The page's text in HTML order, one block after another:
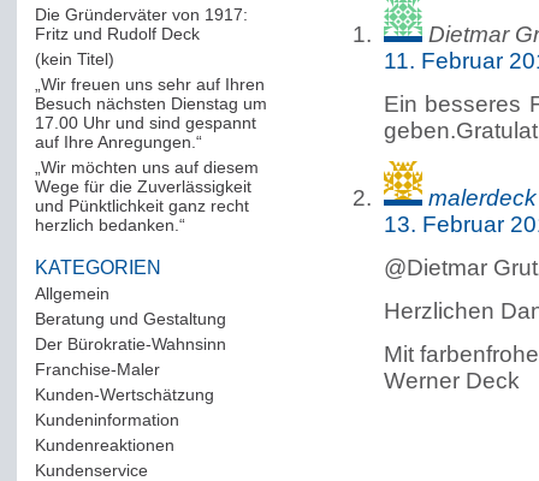
Die Gründerväter von 1917:
Fritz und Rudolf Deck
(kein Titel)
„Wir freuen uns sehr auf Ihren
Besuch nächsten Dienstag um
17.00 Uhr und sind gespannt
auf Ihre Anregungen.“
„Wir möchten uns auf diesem
Wege für die Zuverlässigkeit
und Pünktlichkeit ganz recht
herzlich bedanken.“
KATEGORIEN
Allgemein
Beratung und Gestaltung
Der Bürokratie-Wahnsinn
Franchise-Maler(42)
Kunden-Wertschätzung
Kundeninformation
Kundenreaktionen
Kundenservice(178)
Dietmar
11. Februar
Ein besseres
malerdeck
13. Februar
@Dietmar
Herzlichen
Mit
Werner Deck